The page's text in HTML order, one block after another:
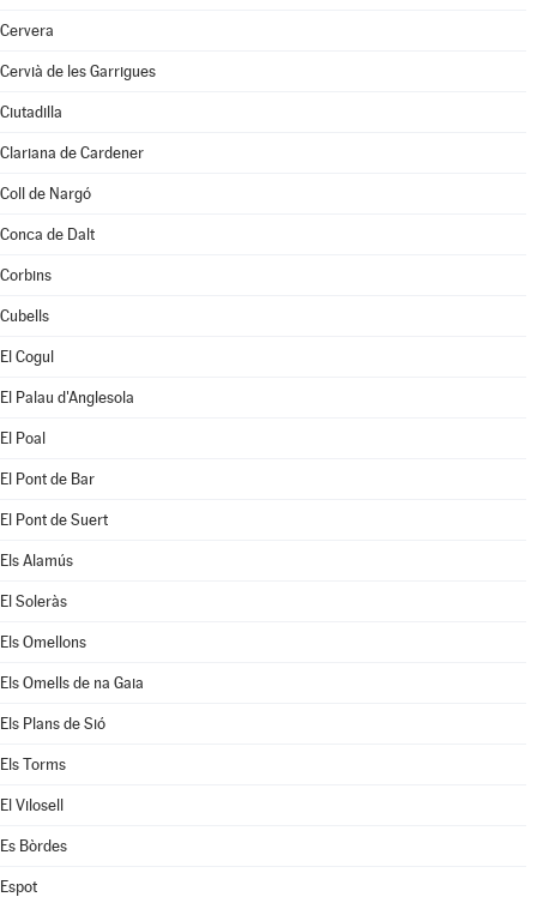
Cervera
Cervià de les Garrigues
Ciutadilla
Clariana de Cardener
Coll de Nargó
Conca de Dalt
Corbins
Cubells
El Cogul
El Palau d'Anglesola
El Poal
El Pont de Bar
El Pont de Suert
Els Alamús
El Soleràs
Els Omellons
Els Omells de na Gaia
Els Plans de Sió
Els Torms
El Vilosell
Es Bòrdes
Espot